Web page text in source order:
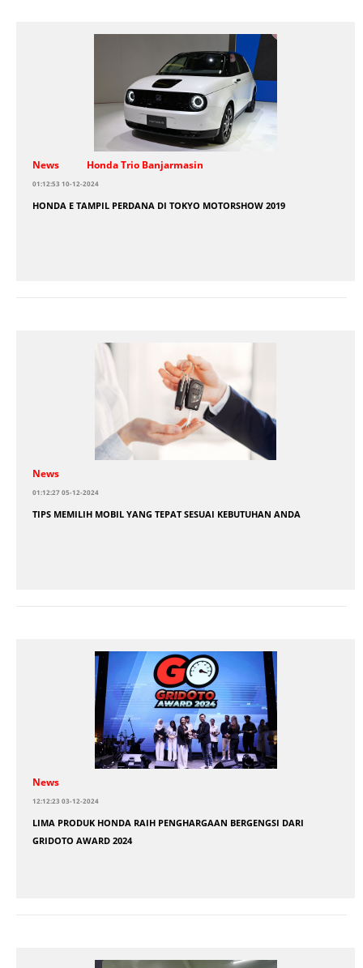
News Honda Trio Banjarmasin
01:12:53 10-12-2024
HONDA E TAMPIL PERDANA DI TOKYO MOTORSHOW 2019
News
01:12:27 05-12-2024
TIPS MEMILIH MOBIL YANG TEPAT SESUAI KEBUTUHAN ANDA
News
12:12:23 03-12-2024
LIMA PRODUK HONDA RAIH PENGHARGAAN BERGENGSI DARI
GRIDOTO AWARD 2024